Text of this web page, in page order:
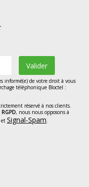
Valider
informé(e) de votre droit à vous
téléphonique Bloctel :
réservé à nos clients.
, nous nous opposons à
et Signal-Spam